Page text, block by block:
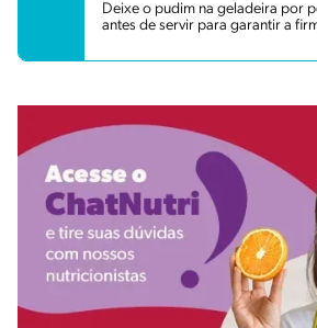
Deixe o pudim na geladeira por
antes de servir para garantir a